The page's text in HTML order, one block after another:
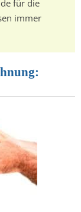
für die
immer